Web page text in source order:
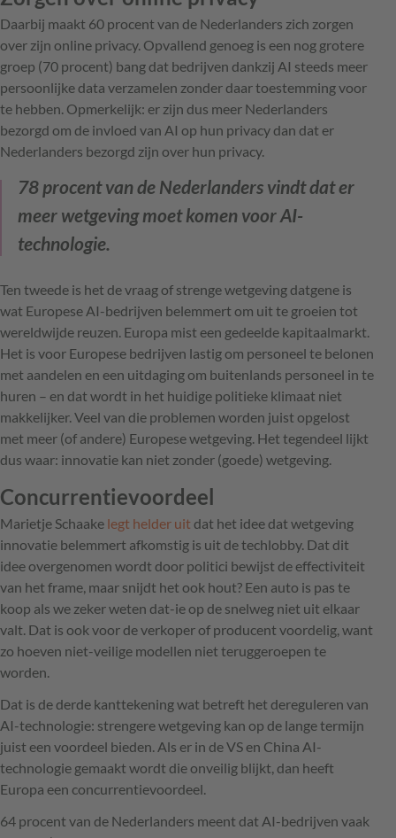
Daarbij maakt 60 procent van de Nederlanders zich zorgen
over zijn online privacy. Opvallend genoeg is een nog grotere
groep (70 procent) bang dat bedrijven dankzij AI steeds meer
persoonlijke data verzamelen zonder daar toestemming voor
te hebben. Opmerkelijk: er zijn dus meer Nederlanders
bezorgd om de invloed van AI op hun privacy dan dat er
Nederlanders bezorgd zijn over hun privacy.
78 procent van de Nederlanders vindt dat er
meer wetgeving moet komen voor AI-
technologie.
Ten tweede is het de vraag of strenge wetgeving datgene is
wat Europese AI-bedrijven belemmert om uit te groeien tot
wereldwijde reuzen. Europa mist een gedeelde kapitaalmarkt.
Het is voor Europese bedrijven lastig om personeel te belonen
met aandelen en een uitdaging om buitenlands personeel in te
huren – en dat wordt in het huidige politieke klimaat niet
makkelijker. Veel van die problemen worden juist opgelost
met meer (of andere) Europese wetgeving. Het tegendeel lijkt
dus waar: innovatie kan niet zonder (goede) wetgeving.
Concurrentievoordeel
Marietje Schaake legt helder uit dat het idee dat wetgeving
innovatie belemmert afkomstig is uit de techlobby. Dat dit
idee overgenomen wordt door politici bewijst de effectiviteit
van het frame, maar snijdt het ook hout? Een auto is pas te
koop als we zeker weten dat-ie op de snelweg niet uit elkaar
valt. Dat is ook voor de verkoper of producent voordelig, want
zo hoeven niet-veilige modellen niet teruggeroepen te
worden.
Dat is de derde kanttekening wat betreft het dereguleren van
AI-technologie: strengere wetgeving kan op de lange termijn
juist een voordeel bieden. Als er in de VS en China AI-
technologie gemaakt wordt die onveilig blijkt, dan heeft
Europa een concurrentievoordeel.
64 procent van de Nederlanders meent dat AI-bedrijven vaak